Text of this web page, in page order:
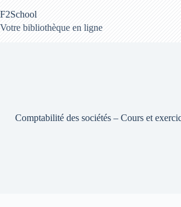
au
contenu
F2School
Votre bibliothèque en ligne
Comptabilité des sociétés – Cours et